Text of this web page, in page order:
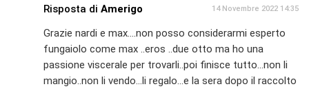
Risposta di Amerigo 14 Novembre 2022 14:35
Grazie nardi e max....non posso considerarmi esperto
fungaiolo come max ..eros ..due otto ma ho una
passione viscerale per trovarli..poi finisce tutto...non li
mangio..non li vendo...li regalo...e la sera dopo il raccolto